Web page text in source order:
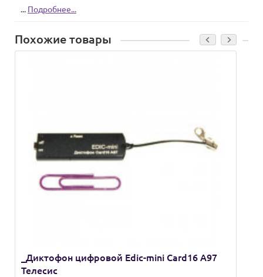
... Подробнее...
Похожие товары
_Диктофон цифровой Edic-mini Card16 A97
Телесис